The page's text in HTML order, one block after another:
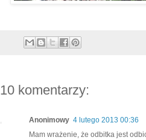
10 komentarzy:
Anonimowy 4 lutego 2013 00:36
Mam wrażenie, że odbitka jest